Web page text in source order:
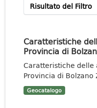
Risultato del Filtro
Caratteristiche
Provincia di
Caratteristiche delle
Provincia di
Geocatalogo